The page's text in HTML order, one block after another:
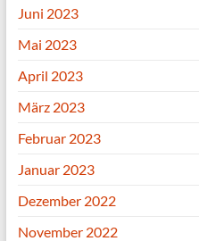
Juni 2023
Mai 2023
April 2023
März 2023
Februar 2023
Januar 2023
Dezember 2022
November 2022